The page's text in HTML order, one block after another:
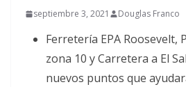
septiembre 3, 2021 Douglas Franco
Ferretería EPA Roosevelt,
zona 10 y Carretera a El
nuevos puntos que